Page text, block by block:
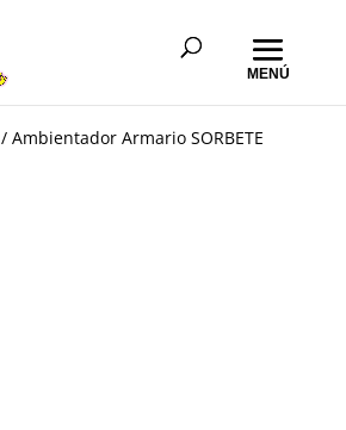
/ Ambientador Armario SORBETE